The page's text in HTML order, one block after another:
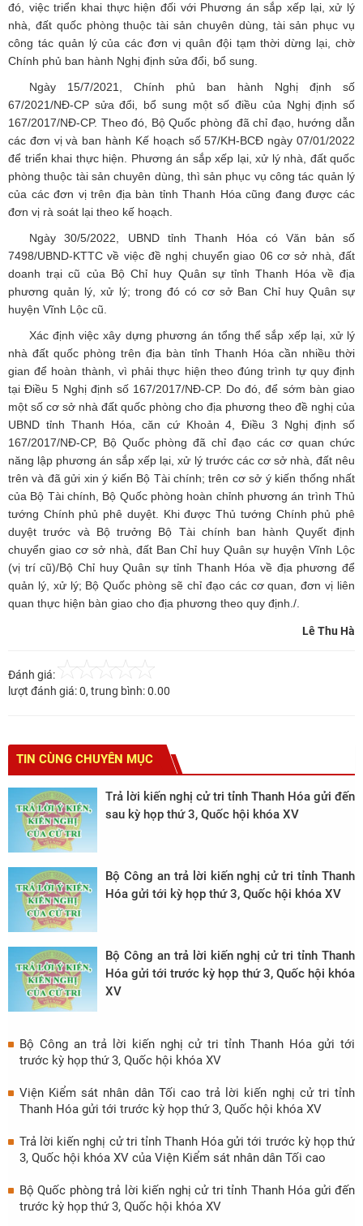
đó, việc triển khai thực hiện đối với Phương án sắp xếp lại, xử lý
nhà, đất quốc phòng thuộc tài sản chuyên dùng, tài sản phục vụ
công tác quản lý của các đơn vị quân đội tạm thời dừng lại, chờ
Chính phủ ban hành Nghị định sửa đổi, bổ sung.
Ngày 15/7/2021, Chính phủ ban hành Nghị định số
67/2021/NĐ-CP sửa đổi, bổ sung một số điều của Nghị định số
167/2017/NĐ-CP. Theo đó, Bộ Quốc phòng đã chỉ đạo, hướng dẫn
các đơn vị và ban hành Kế hoạch số 57/KH-BCĐ ngày 07/01/2022
để triển khai thực hiện. Phương án sắp xếp lại, xử lý nhà, đất quốc
phòng thuộc tài sản chuyên dùng, thì sản phục vụ công tác quản lý
của các đơn vị trên địa bàn tỉnh Thanh Hóa cũng đang được các
đơn vị rà soát lại theo kế hoạch.
Ngày 30/5/2022, UBND tỉnh Thanh Hóa có Văn bản số
7498/UBND-KTTC về việc đề nghị chuyển giao 06 cơ sở nhà, đất
doanh trại cũ của Bộ Chỉ huy Quân sự tỉnh Thanh Hóa về địa
phương quản lý, xử lý; trong đó có cơ sở Ban Chỉ huy Quân sự
huyện Vĩnh Lộc cũ.
Xác định việc xây dựng phương án tổng thể sắp xếp lại, xử lý
nhà đất quốc phòng trên địa bàn tỉnh Thanh Hóa cần nhiều thời
gian để hoàn thành, vì phải thực hiện theo đúng trình tự quy định
tại Điều 5 Nghị định số 167/2017/NĐ-CP. Do đó, để sớm bàn giao
một số cơ sở nhà đất quốc phòng cho địa phương theo đề nghị của
UBND tỉnh Thanh Hóa, căn cứ Khoản 4, Điều 3 Nghị định số
167/2017/NĐ-CP, Bộ Quốc phòng đã chỉ đạo các cơ quan chức
năng lập phương án sắp xếp lại, xử lý trước các cơ sở nhà, đất nêu
trên và đã gửi xin ý kiến Bộ Tài chính; trên cơ sở ý kiến thống nhất
của Bộ Tài chính, Bộ Quốc phòng hoàn chỉnh phương án trình Thủ
tướng Chính phủ phê duyệt. Khi được Thủ tướng Chính phủ phê
duyệt trước và Bộ trưởng Bộ Tài chính ban hành Quyết định
chuyển giao cơ sở nhà, đất Ban Chỉ huy Quân sự huyện Vĩnh Lộc
(vị trí cũ)/Bộ Chỉ huy Quân sự tỉnh Thanh Hóa về địa phương để
quản lý, xử lý; Bộ Quốc phòng sẽ chỉ đạo các cơ quan, đơn vị liên
quan thực hiện bàn giao cho địa phương theo quy định./.
Lê Thu Hà
Đánh giá:
lượt đánh giá:0, trung bình:0.00
TIN CÙNG CHUYÊN MỤC
Trả lời kiến nghị cử tri tỉnh Thanh Hóa gửi đến
sau kỳ họp thứ 3, Quốc hội khóa XV
Bộ Công an trả lời kiến nghị cử tri tỉnh Thanh
Hóa gửi tới kỳ họp thứ 3, Quốc hội khóa XV
Bộ Công an trả lời kiến nghị cử tri tỉnh Thanh
Hóa gửi tới trước kỳ họp thứ 3, Quốc hội khóa
XV
Bộ Công an trả lời kiến nghị cử tri tỉnh Thanh Hóa gửi tới
trước kỳ họp thứ 3, Quốc hội khóa XV
Viện Kiểm sát nhân dân Tối cao trả lời kiến nghị cử tri tỉnh
Thanh Hóa gửi tới trước kỳ họp thứ 3, Quốc hội khóa XV
Trả lời kiến nghị cử tri tỉnh Thanh Hóa gửi tới trước kỳ họp thứ
3, Quốc hội khóa XV của Viện Kiểm sát nhân dân Tối cao
Bộ Quốc phòng trả lời kiến nghị cử tri tỉnh Thanh Hóa gửi đến
trước kỳ họp thứ 3, Quốc hội khóa XV